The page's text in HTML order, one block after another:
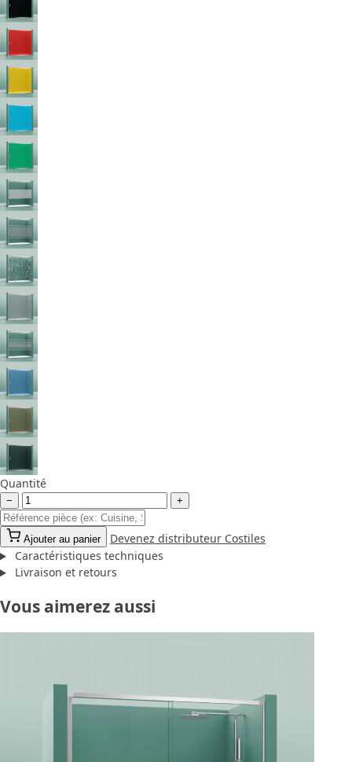
Quantité
− +
Ajouter au panier
Devenez distributeur Costiles
Caractéristiques techniques
Livraison et retours
Vous aimerez aussi